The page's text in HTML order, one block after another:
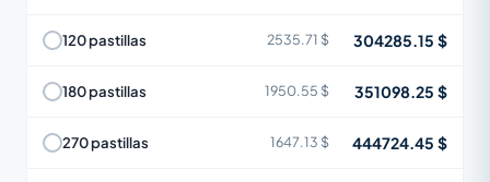
120 pastillas 2535.71 $ 304285.15 $
180 pastillas 1950.55 $ 351098.25 $
270 pastillas 1647.13 $ 444724.45 $